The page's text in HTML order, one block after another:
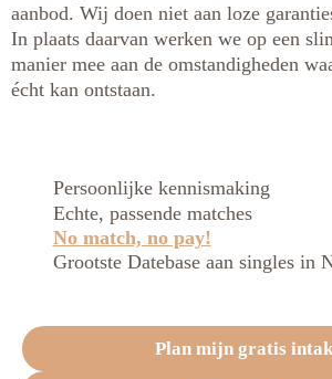
aanbod. Wij doen niet aan loze
In plaats daarvan werken we op een
manier mee aan de omstandigheden
écht kan ontstaan.
Persoonlijke kennismaking
Echte, passende matches
No match, no pay!
Grootste Datebase aan singles in
Plan mijn gratis